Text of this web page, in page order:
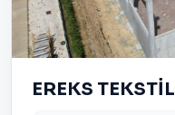
EREKS TEKSTİL